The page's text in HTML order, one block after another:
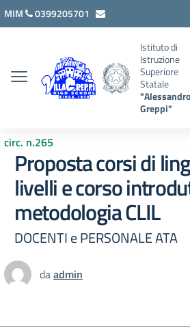
Vai ai contenuti
Vai al menu di navigazione
Vai al footer
MIM
0399205701
Istituto di
Istruzione
Superiore
Statale
"Alessandro
Greppi"
circ. n.265
Proposta corsi di
livelli e corso
metodologia CLIL
DOCENTI e PERSONALE ATA
daadmin